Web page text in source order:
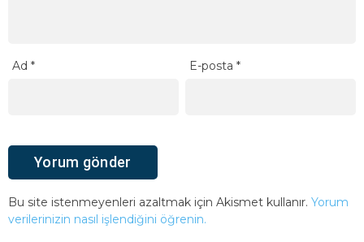
Ad * E-posta*
Bu site istenmeyenleri azaltmak için Akismet kullanır. Yorum
verilerinizin nasıl işlendiğini öğrenin.